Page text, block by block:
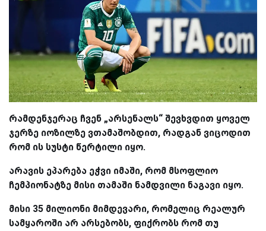
რამდენჯერაც ჩვენ „არსენალს“ შევხვდით ყოველ
ჯერზე იოზილზე ვთამაშობდით, რადგან ვიცოდით
რომ ის სუსტი წერტილი იყო.
არავის ეპარება ეჭვი იმაში, რომ მსოფლიო
ჩემპიონატზე მისი თამაში ნამდვილი ნაგავი იყო.
მისი 35 მილიონი მიმდევარი, რომელიც რეალურ
სამყაროში არ არსებობს, ფიქრობს რომ თუ